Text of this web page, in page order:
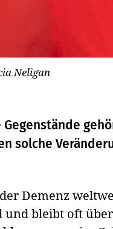
Neligan
solche
Demenz
bleibt oft